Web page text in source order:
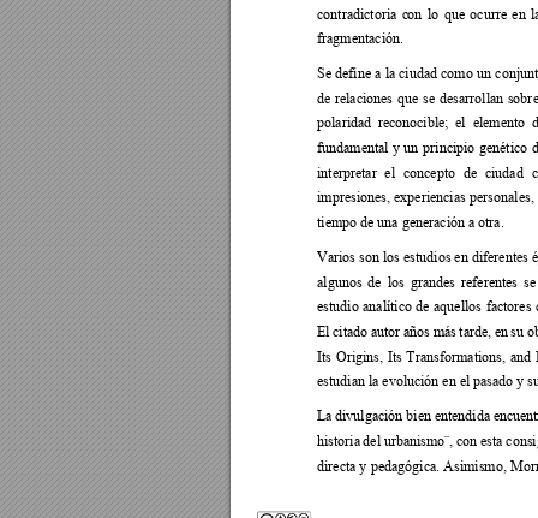
contradictoria con lo que ocurre en
fragmentación.
Se define a la ciudad como un
de relaciones que se desarrollan sobr
polaridad reconocible; el  elemento
fundamental y un principio genético
interpretar el concepto de ciudad
impresiones, experiencias personales,
tiempo de una generación a otra.
Varios son los estudios en diferentes
algunos de los grandes referentes
estudio analítico de aquellos factores
El citado autor años más tarde, en su
Its Origins, Its Transformations, and
estudian la evolución en el pasado y
La divulgación bien entendida e
historia del urbanismo¨, con esta
directa y pedagógica. Asimismo,